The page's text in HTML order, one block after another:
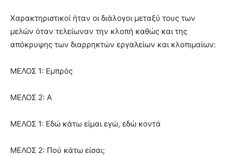
Χαρακτηριστικοί ήταν οι διάλογοι μεταξύ τους των
μελών όταν τελείωναν την κλοπή καθώς και της
απόκρυψης των διαρρηκτών εργαλείων και κλοπιμαίων:
ΜΕΛΟΣ 1: Εμπρός
ΜΕΛΟΣ 2: Α
ΜΕΛΟΣ 1: Εδώ κάτω είμαι εγώ, εδώ κοντά
ΜΕΛΟΣ 2: Πού κάτω είσαι;